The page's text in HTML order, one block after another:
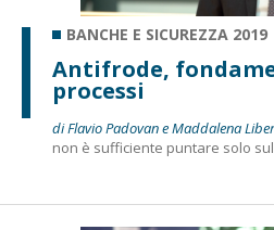
BANCHE E SICUREZZA 2019
Antifrode,
processi
di Flavio Padovan e Maddalena
non è sufficiente puntare solo